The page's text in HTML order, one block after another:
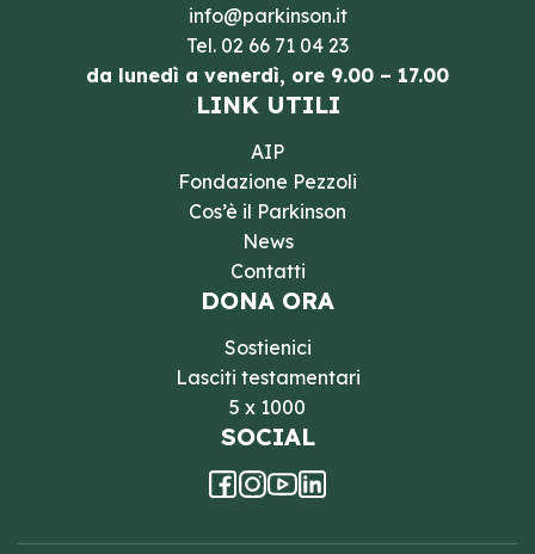
info@parkinson.it
Tel. 02 66 71 04 23
da lunedì a venerdì, ore 9.00 – 17.00
LINK UTILI
AIP
Fondazione Pezzoli
Cos’è il Parkinson
News
Contatti
DONA ORA
Sostienici
Lasciti testamentari
5 x 1000
SOCIAL